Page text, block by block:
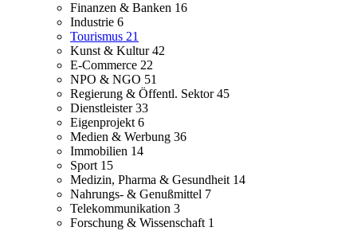
Finanzen & Banken 16
Industrie 6
Tourismus 21
Kunst & Kultur42
E-Commerce 22
NPO & NGO 51
Regierung & Öffentl. Sektor45
Dienstleister33
Eigenprojekt 6
Medien & Werbung 36
Immobilien 14
Sport 15
Medizin, Pharma & Gesundheit 14
Nahrungs- & Genußmittel 7
Telekommunikation 3
Forschung & Wissenschaft 1